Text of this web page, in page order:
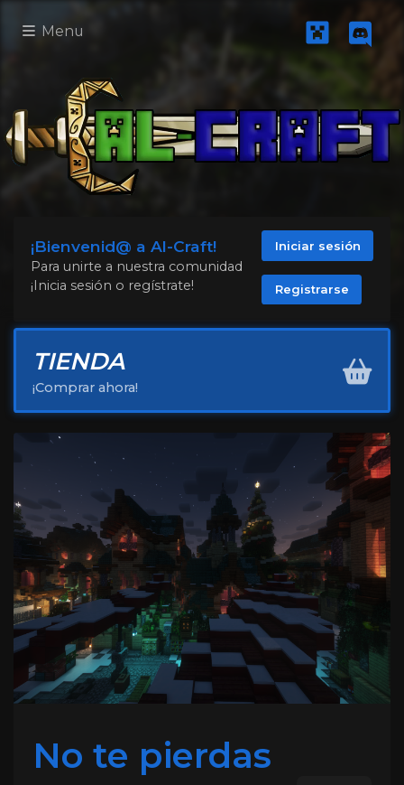
Menu
¡Bienvenid@ a Al-Craft!
Para unirte a nuestra comunidad
¡Inicia sesión o regístrate!
Iniciar sesión
Registrarse
TIENDA
¡Comprar ahora!
No te pierdas